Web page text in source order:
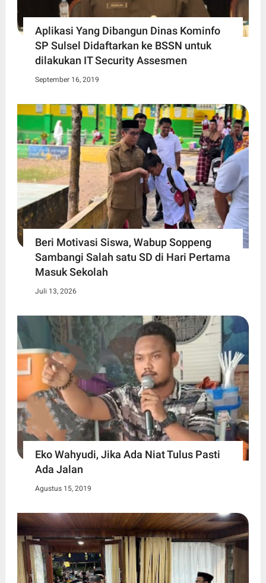
Aplikasi Yang Dibangun Dinas Kominfo
SP Sulsel Didaftarkan ke BSSN untuk
dilakukan IT Security Assesmen
September 16, 2019
Beri Motivasi Siswa, Wabup Soppeng
Sambangi Salah satu SD di Hari Pertama
Masuk Sekolah
Juli 13, 2026
Eko Wahyudi, Jika Ada Niat Tulus Pasti
Ada Jalan
Agustus 15, 2019